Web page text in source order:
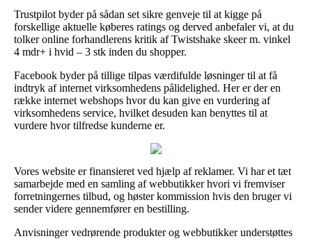
Trustpilot byder på sådan set sikre genveje til at kigge på
forskellige aktuelle køberes ratings og derved anbefaler vi, at du
tolker online forhandlerens kritik af Twistshake skeer m. vinkel
4 mdr+ i hvid – 3 stk inden du shopper.
Facebook byder på tillige tilpas værdifulde løsninger til at få
indtryk af internet virksomhedens pålidelighed. Her er der en
række internet webshops hvor du kan give en vurdering af
virksomhedens service, hvilket desuden kan benyttes til at
vurdere hvor tilfredse kunderne er.
Vores website er finansieret ved hjælp af reklamer. Vi har et tæt
samarbejde med en samling af webbutikker hvori vi fremviser
forretningernes tilbud, og høster kommission hvis den bruger vi
sender videre gennemfører en bestilling.
Anvisninger vedrørende produkter og webbutikker understøttes